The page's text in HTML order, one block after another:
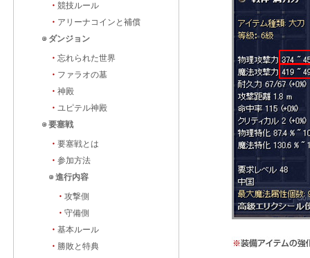
・ 競技ルール
・ アリーナコインと補償
ダンジョン
・ 忘れられた世界
・ ファラオの墓
・ 神殿
・ ユピテル神殿
要塞戦
・ 要塞戦とは
・ 参加方法
進行内容
・ 攻撃側
・ 守備側
・ 基本ルール
・ 勝敗と特典